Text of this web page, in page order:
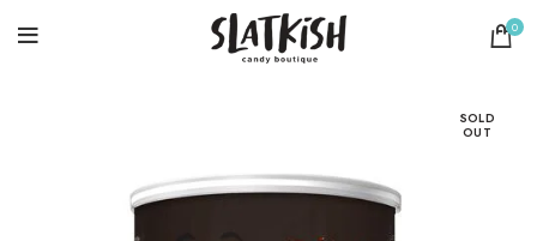
0
SOLD
OUT